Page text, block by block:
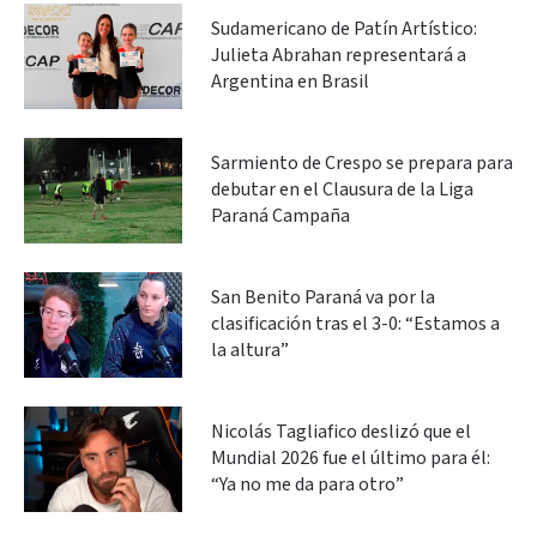
Sudamericano de Patín Artístico:
Julieta Abrahan representará a
Argentina en Brasil
Sarmiento de Crespo se prepara para
debutar en el Clausura de la Liga
Paraná Campaña
San Benito Paraná va por la
clasificación tras el 3-0: “Estamos a
la altura”
Nicolás Tagliafico deslizó que el
Mundial 2026 fue el último para él:
“Ya no me da para otro”